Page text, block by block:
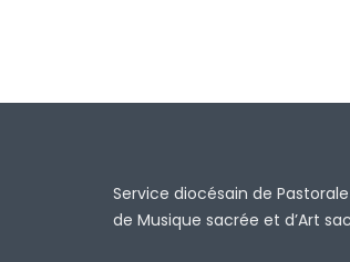
Service diocésain de
de Musique sacrée et d’Art